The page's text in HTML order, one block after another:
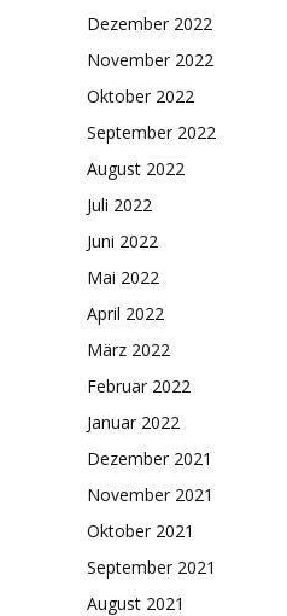
Dezember 2022
November 2022
Oktober 2022
September 2022
August 2022
Juli 2022
Juni 2022
Mai 2022
April 2022
März 2022
Februar 2022
Januar 2022
Dezember 2021
November 2021
Oktober 2021
September 2021
August 2021